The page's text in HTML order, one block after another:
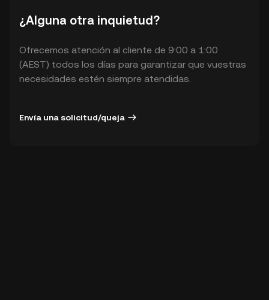
¿Alguna otra inquietud?
Ofrecemos atención al cliente de 9:00 a 1:00
(AEST) todos los días para garantizar que vuestras
necesidades estén siempre atendidas.
Envía una solicitud/queja